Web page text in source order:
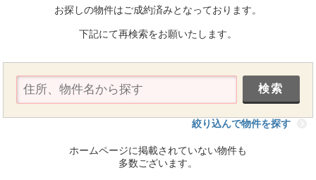
お探しの物件はご成約済みとなっております。
下記にて再検索をお願いたします。
絞り込んで物件を探す
ホームページに掲載されていない物件も
多数ございます。